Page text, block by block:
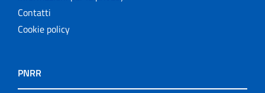
Contatti
Cookie policy
PNRR